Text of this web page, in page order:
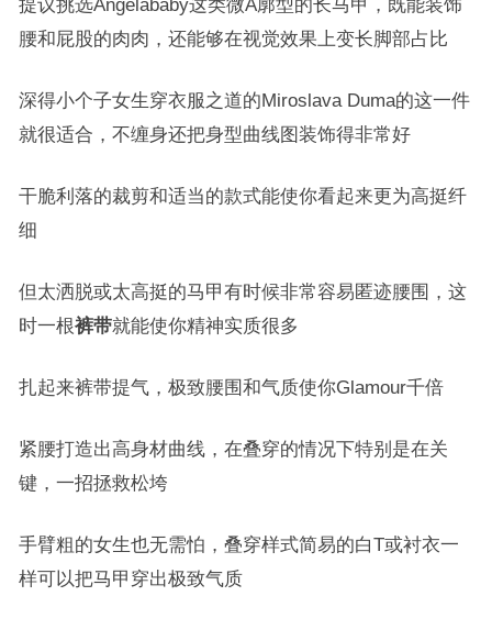
提议挑选Angelababy这类微A廓型的长马甲，既能装饰
腰和屁股的肉肉，还能够在视觉效果上变长脚部占比
深得小个子女生穿衣服之道的Miroslava Duma的这一件
就很适合，不缠身还把身型曲线图装饰得非常好
干脆利落的裁剪和适当的款式能使你看起来更为高挺纤
细
但太洒脱或太高挺的马甲有时候非常容易匿迹腰围，这
时一根裤带就能使你精神实质很多
扎起来裤带提气，极致腰围和气质使你Glamour千倍
紧腰打造出高身材曲线，在叠穿的情况下特别是在关
键，一招拯救松垮
手臂粗的女生也无需怕，叠穿样式简易的白T或衬衣一
样可以把马甲穿出极致气质